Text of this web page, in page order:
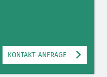
KONTAKT-ANFRAGE